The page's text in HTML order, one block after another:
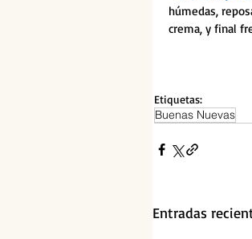
húmedas,
crema, y final
Etiquetas:
Buenas Nuevas
Entradas